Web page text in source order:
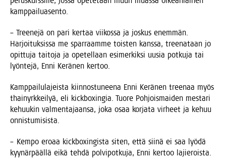
kamppailuasento.
– Tree­ne­jä on pari ker­taa vii­kos­sa ja jos­kus enem­män.
Har­joi­tuk­sis­sa me spar­raam­me tois­ten kans­sa, tree­na­taan jo
opit­tu­ja tai­to­ja ja ope­tel­laan esi­mer­kik­si uusia pot­ku­ja tai
lyön­te­jä, Enni Kerä­nen kertoo.
Kamp­pai­lu­la­jeis­ta kiin­nos­tu­nee­na Enni Kerä­nen tree­naa myös
thai­nyrk­kei­lyä, eli kick­boxin­gia. Tuo­re Poh­jois­mai­den mes­ta­ri
kehuu­kin val­men­ta­jaan­sa, joka osaa kor­ja­ta vir­heet ja kehuu
onnistumisista.
– Kem­po ero­aa kick­boxin­gis­ta siten, että sii­nä ei saa lyö­dä
kyy­när­pääl­lä eikä teh­dä pol­vi­pot­ku­ja, Enni ker­too lajieroista.